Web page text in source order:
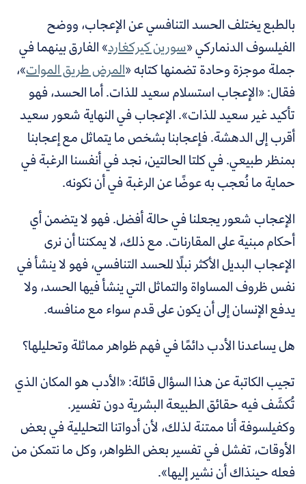
بالطبع يختلف الحسد التنافسي عن الإعجاب، ووضح
الفيلسوف الدنماركي «سورين كيركغارد»الفارق بينهما في
جملة موجزة وحادة تضمنها كتابه «المرض طريق الموات»،
فقال: «الإعجاب استسلام سعيد للذات. أما الحسد، فهو
تأكيد غير سعيد للذات». الإعجاب في النهاية شعور سعيد
أقرب إلى الدهشة. فإعجابنا بشخص ما يتماثل مع إعجابنا
بمنظر طبيعي. في كلتا الحالتين، نجد في أنفسنا الرغبة في
حماية ما نُعجب به عوضًا عن الرغبة في أن نكونه.
الإعجاب شعور يجعلنا في حالة أفضل. فهو لا يتضمن أي
أحكام مبنية على المقارنات. مع ذلك، لا يمكننا أن نرى
الإعجاب البديل الأكثر نبلًا للحسد التنافسي، فهو لا ينشأ في
نفس ظروف المساواة والتماثل التي ينشأ فيها الحسد، ولا
يدفع الإنسان إلى أن يكون على قدم سواء مع منافسه.
هل يساعدنا الأدب دائمًا في فهم ظواهر مماثلة وتحليلها؟
تجيب الكاتبة عن هذا السؤال قائلة: «الأدب هو المكان الذي
تُكشَف فيه حقائق الطبيعة البشرية دون تفسير.
وكفيلسوفة أنا ممتنة لذلك، لأن أدواتنا التحليلية في بعض
الأوقات، تفشل في تفسير بعض الظواهر، وكل ما نتمكن من
فعله حينذاك أن نشير إليها».